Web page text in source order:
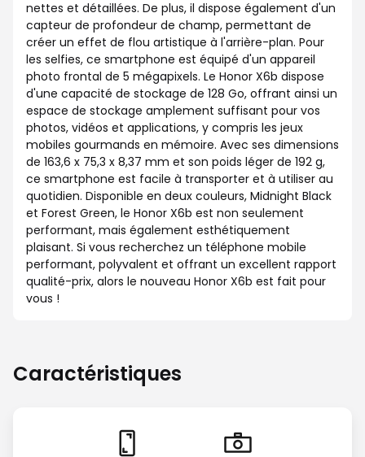
nettes et détaillées. De plus, il dispose également d'un
capteur de profondeur de champ, permettant de
créer un effet de flou artistique à l'arrière-plan. Pour
les selfies, ce smartphone est équipé d'un appareil
photo frontal de 5 mégapixels. Le Honor X6b dispose
d'une capacité de stockage de 128 Go, offrant ainsi un
espace de stockage amplement suffisant pour vos
photos, vidéos et applications, y compris les jeux
mobiles gourmands en mémoire. Avec ses dimensions
de 163,6 x 75,3 x 8,37 mm et son poids léger de 192 g,
ce smartphone est facile à transporter et à utiliser au
quotidien. Disponible en deux couleurs, Midnight Black
et Forest Green, le Honor X6b est non seulement
performant, mais également esthétiquement
plaisant. Si vous recherchez un téléphone mobile
performant, polyvalent et offrant un excellent rapport
qualité-prix, alors le nouveau Honor X6b est fait pour
vous !
Caractéristiques